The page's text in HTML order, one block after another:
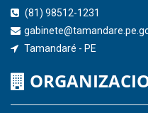
Consultar Convênios
Receber Informações
Hora:11:24/ Sexta-Feira,
de 2026